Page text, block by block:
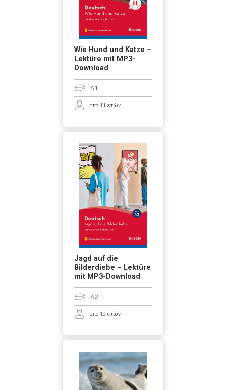
Wie Hund und Katze –
Lektüre mit MP3-
Download
A1
από 11 ετών
Jagd auf die
Bilderdiebe – Lektüre
mit MP3-Download
A2
από 12 ετών